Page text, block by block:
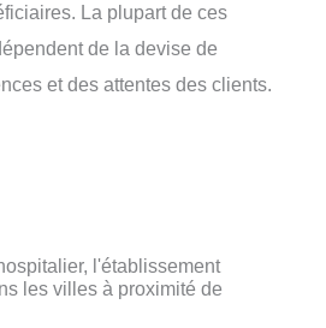
La plupart de ces
de la devise de
et des attentes des clients.
l'établissement
les villes à proximité de